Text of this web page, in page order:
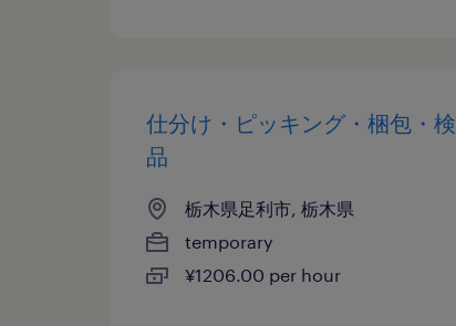
仕分け・ピッキング・梱包・検
品
栃木県足利市, 栃木県
temporary
¥1206.00 per hour